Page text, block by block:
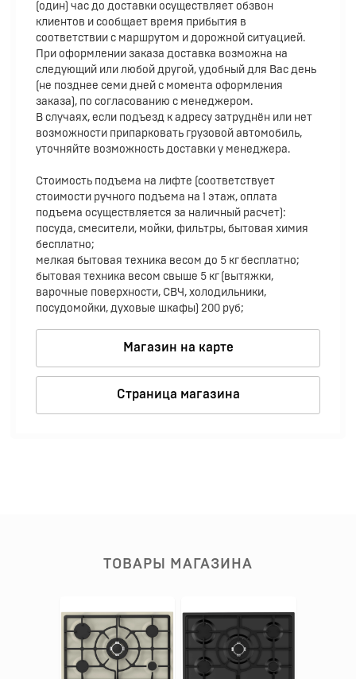
(один) час до доставки осуществляет обзвон
клиентов и сообщает время прибытия в
соответствии с маршрутом и дорожной ситуацией.
При оформлении заказа доставка возможна на
следующий или любой другой, удобный для Вас день
(не позднее семи дней с момента оформления
заказа), по согласованию с менеджером.
В случаях, если подъезд к адресу затруднён или нет
возможности припарковать грузовой автомобиль,
уточняйте возможность доставки у менеджера.
Стоимость подъема на лифте (соответствует
стоимости ручного подъема на 1 этаж, оплата
подъема осуществляется за наличный расчет):
посуда, смесители, мойки, фильтры, бытовая химия
бесплатно;
мелкая бытовая техника весом до 5 кг бесплатно;
бытовая техника весом свыше 5 кг (вытяжки,
варочные поверхности, СВЧ, холодильники,
посудомойки, духовые шкафы) 200 руб;
Магазин на карте
Страница магазина
ТОВАРЫ МАГАЗИНА